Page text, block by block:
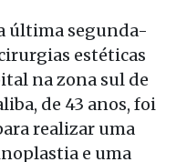
última segunda-
estéticas
na zona sul de
de 43 anos, foi
realizar uma
e uma